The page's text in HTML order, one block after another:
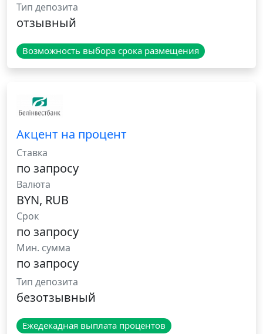
Тип депозита
отзывный
Возможность выбора срока размещения
Акцент на процент
Ставка
по запросу
Валюта
BYN, RUB
Срок
по запросу
Мин. сумма
по запросу
Тип депозита
безотзывный
Ежедекадная выплата процентов